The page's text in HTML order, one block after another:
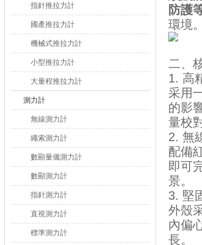
指針推拉力計
國產推拉力計
機械式推拉力計
小型推拉力計
大量程推拉力計
測力計
無線測力計
繩索測力計
數顯量儀測力計
數顯測力計
指針測力計
直視測力計
標準測力計
防護
環境。
二、
1. 高
采用
的影
量校
2. 無
配備
即可
景。
3. 堅
外殼
內偏
長。